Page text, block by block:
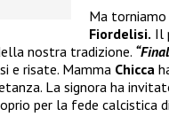
Ma
Fiordelisi. Il
nostra tradizione.
e risate. Mamma Chicca
La signora ha
per la fede calcistica di